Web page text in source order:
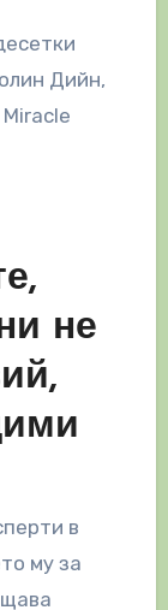
Дийн,
Miracle
не
в
му за